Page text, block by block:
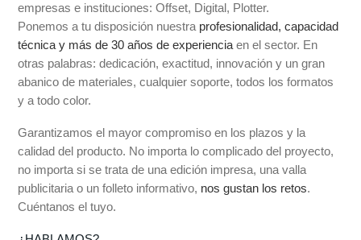
empresas e instituciones: Offset, Digital, Plotter.
Ponemos a tu disposición nuestra profesionalidad, capacidad
técnica y más de 30 años de experiencia en el sector. En
otras palabras: dedicación, exactitud, innovación y un gran
abanico de materiales, cualquier soporte, todos los formatos
y a todo color.
Garantizamos el mayor compromiso en los plazos y la
calidad del producto. No importa lo complicado del proyecto,
no importa si se trata de una edición impresa, una valla
publicitaria o un folleto informativo, nos gustan los retos.
Cuéntanos el tuyo.